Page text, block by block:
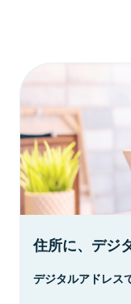
住所に、デジ
デジタルアドレス